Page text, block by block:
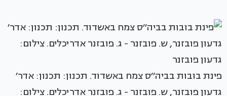
פינת בובות בביה׳׳ס צמח באשדוד. תכנון: תכנון: אדר׳
גדעון פובזנר, ש. פובזנר - ג. פובזנר אדריכלים. צילום: